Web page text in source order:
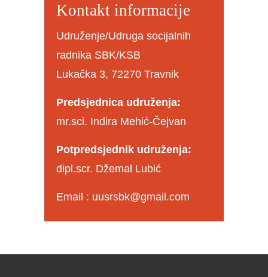
Kontakt informacije
Udruženje/Udruga socijalnih
radnika SBK/KSB
Lukačka 3, 72270 Travnik
Predsjednica udruženja:
mr.sci. Indira Mehić-Čejvan
Potpredsjednik udruženja:
dipl.scr. Džemal Lubić
Email : uusrsbk@gmail.com